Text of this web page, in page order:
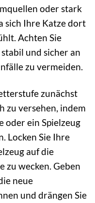
oder stark
sich Ihre Katze dort
Achten Sie
und sicher an
zu vermeiden.
zunächst
zu versehen, indem
oder ein Spielzeug
Locken Sie Ihre
auf die
zu wecken. Geben
neue
und drängen Sie